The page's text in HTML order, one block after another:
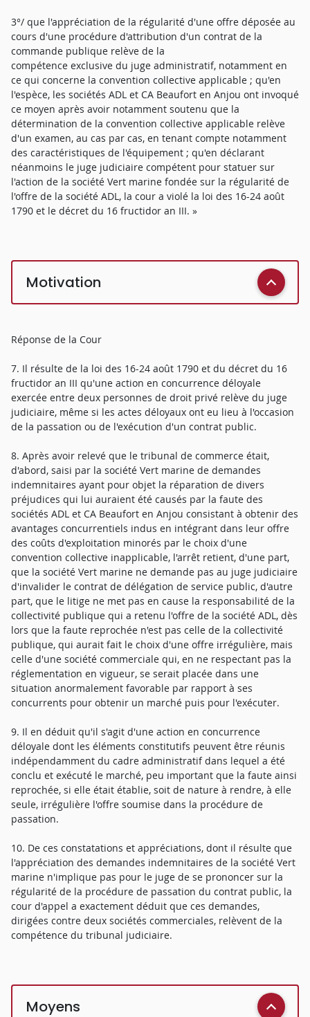
3°/ que l'appréciation de la régularité d'une offre déposée au
cours d'une procédure d'attribution d'un contrat de la
commande publique relève de la
compétence exclusive du juge administratif, notamment en
ce qui concerne la convention collective applicable ; qu'en
l'espèce, les sociétés ADL et CA Beaufort en Anjou ont invoqué
ce moyen après avoir notamment soutenu que la
détermination de la convention collective applicable relève
d'un examen, au cas par cas, en tenant compte notamment
des caractéristiques de l'équipement ; qu'en déclarant
néanmoins le juge judiciaire compétent pour statuer sur
l'action de la société Vert marine fondée sur la régularité de
l'offre de la société ADL, la cour a violé la loi des 16-24 août
1790 et le décret du 16 fructidor an III. »
Motivation
Réponse de la Cour
7. Il résulte de la loi des 16-24 août 1790 et du décret du 16
fructidor an III qu'une action en concurrence déloyale
exercée entre deux personnes de droit privé relève du juge
judiciaire, même si les actes déloyaux ont eu lieu à l'occasion
de la passation ou de l'exécution d'un contrat public.
8. Après avoir relevé que le tribunal de commerce était,
d'abord, saisi par la société Vert marine de demandes
indemnitaires ayant pour objet la réparation de divers
préjudices qui lui auraient été causés par la faute des
sociétés ADL et CA Beaufort en Anjou consistant à obtenir des
avantages concurrentiels indus en intégrant dans leur offre
des coûts d'exploitation minorés par le choix d'une
convention collective inapplicable, l'arrêt retient, d'une part,
que la société Vert marine ne demande pas au juge judiciaire
d'invalider le contrat de délégation de service public, d'autre
part, que le litige ne met pas en cause la responsabilité de la
collectivité publique qui a retenu l'offre de la société ADL, dès
lors que la faute reprochée n'est pas celle de la collectivité
publique, qui aurait fait le choix d'une offre irrégulière, mais
celle d'une société commerciale qui, en ne respectant pas la
réglementation en vigueur, se serait placée dans une
situation anormalement favorable par rapport à ses
concurrents pour obtenir un marché puis pour l'exécuter.
9. Il en déduit qu'il s'agit d'une action en concurrence
déloyale dont les éléments constitutifs peuvent être réunis
indépendamment du cadre administratif dans lequel a été
conclu et exécuté le marché, peu important que la faute ainsi
reprochée, si elle était établie, soit de nature à rendre, à elle
seule, irrégulière l'offre soumise dans la procédure de
passation.
10. De ces constatations et appréciations, dont il résulte que
l'appréciation des demandes indemnitaires de la société Vert
marine n'implique pas pour le juge de se prononcer sur la
régularité de la procédure de passation du contrat public, la
cour d'appel a exactement déduit que ces demandes,
dirigées contre deux sociétés commerciales, relèvent de la
compétence du tribunal judiciaire.
Moyens